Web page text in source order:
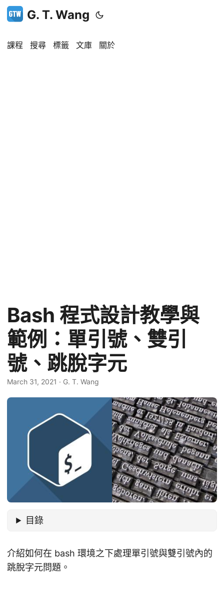
G. T. Wang
課程 搜尋 標籤 文庫 關於
Bash 程式設計教學與
範例：單引號、雙引
號、跳脫字元
March 31, 2021 · G. T. Wang
目錄
介紹如何在 bash 環境之下處理單引號與雙引號內的
跳脫字元問題。